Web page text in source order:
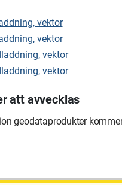
vektor
vektor
vektor
vektor
att avvecklas
geodataprodukter